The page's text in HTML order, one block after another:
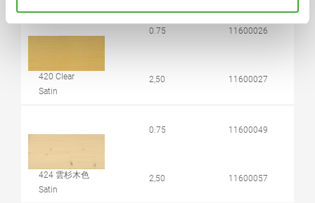
420 Clear
Satin
0.75 11600026
2,50 11600027
424 雲杉木色
Satin
0.75 11600049
2,50 11600057